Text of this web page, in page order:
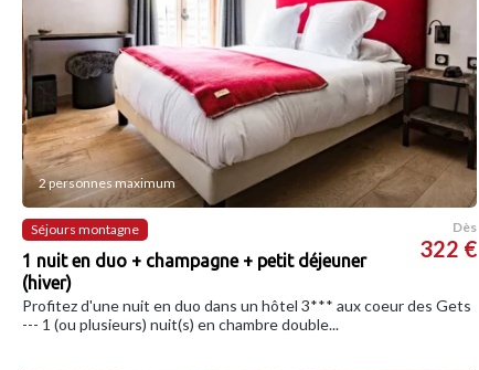
2 personnes maximum
Séjours montagne
1 nuit en duo + champagne + petit déjeuner
(hiver)
Dès
322 €
Profitez d'une nuit en duo dans un hôtel 3*** aux coeur des Gets
--- 1 (ou plusieurs) nuit(s) en chambre double...